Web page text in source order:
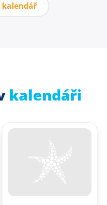
kalendář
kalendáři